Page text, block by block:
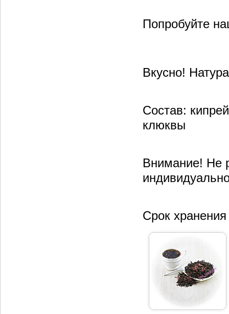
Попробуйте
Вкусно!
Состав:
клюквы
Внимание! Не
Срок